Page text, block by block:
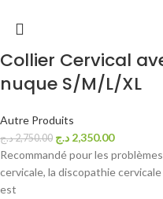
Collier Cervical
nuque S/M/L/XL
Autre Produits
2,750.00د.ج 2,350.00 د.ج
Recommandé pour les
cervicale, la discopathie
est